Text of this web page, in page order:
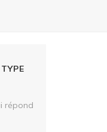
répond